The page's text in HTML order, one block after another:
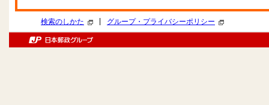
検索のしかた グループ・プライバシーポリシー